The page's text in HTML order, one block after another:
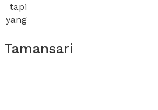
tapi
Tamansari